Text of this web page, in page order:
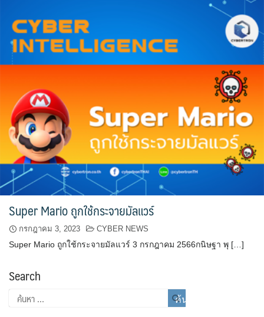
Super Mario ถูกใช้กระจายมัลแวร์
กรกฎาคม 3, 2023 CYBER NEWS
Super Mario ถูกใช้กระจายมัลแวร์ 3 กรกฎาคม 2566กนิษฐา พุ […]
Search